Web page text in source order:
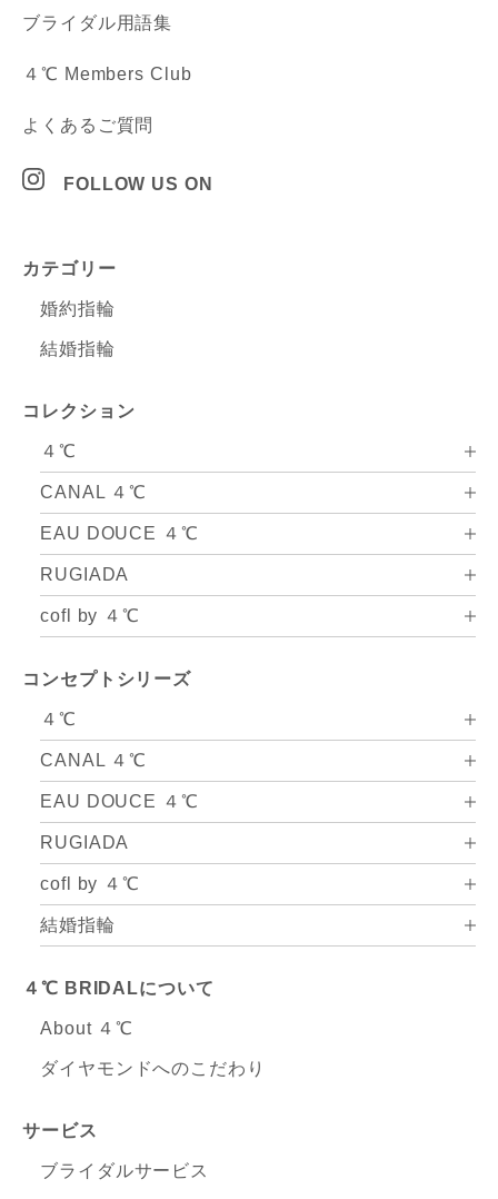
ブライダル用語集
４℃ Members Club
よくあるご質問
FOLLOW US ON
カテゴリー
婚約指輪
結婚指輪
コレクション
４℃
CANAL ４℃
EAU DOUCE ４℃
RUGIADA
cofl by ４℃
コンセプトシリーズ
４℃
CANAL ４℃
EAU DOUCE ４℃
RUGIADA
cofl by ４℃
結婚指輪
４℃ BRIDALについて
About ４℃
ダイヤモンドへのこだわり
サービス
ブライダルサービス